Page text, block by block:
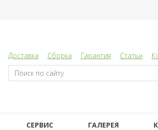
Доставка Сборка Гарантия Статьи
СЕРВИС ГАЛЕРЕЯ